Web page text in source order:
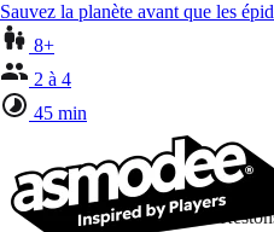
Sauvez la planète avant que les
8+
2 à 4
45 min